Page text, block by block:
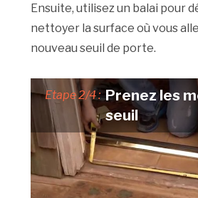
Ensuite, utilisez un balai pour
nettoyer la surface où vous
nouveau seuil de porte.
Etape 2/4 : Prenez les
seuil